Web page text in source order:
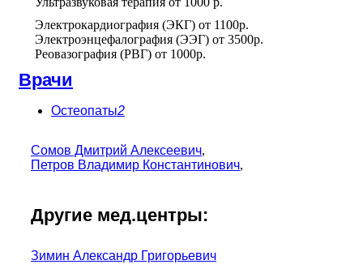
Электрокардиография (ЭКГ) от 1100р.
Электроэнцефалография (ЭЭГ) от 3500р.
Реовазография (РВГ) от 1000р.
Врачи
Остеопаты2
Сомов Дмитрий Алексеевич,
Петров Владимир Константинович,
Другие мед.центры:
Зимин Александр Григорьевич